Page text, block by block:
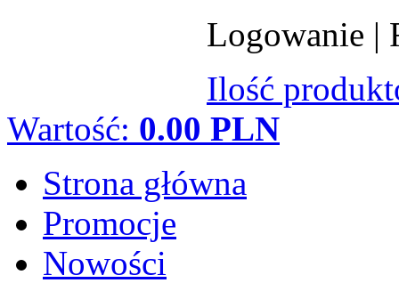
Logowanie |
Ilość
Wartość: 0.00 PLN
Strona główna
Promocje
Nowości